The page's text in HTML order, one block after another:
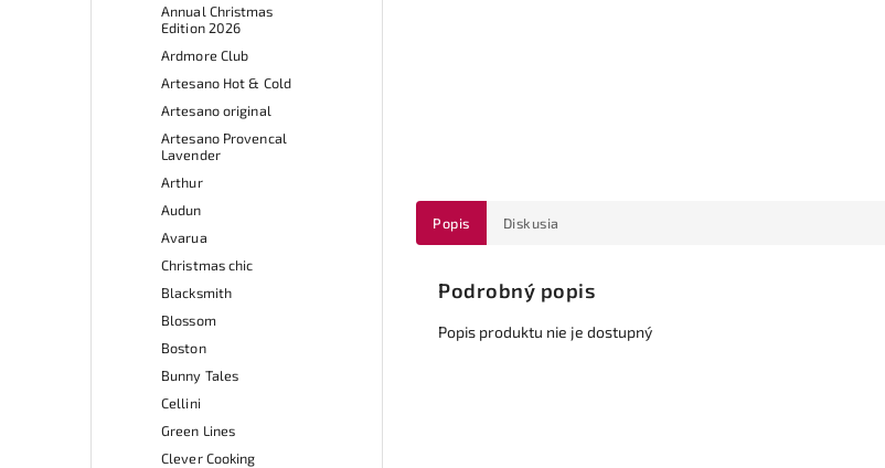
Annual Christmas
Edition 2026
Ardmore Club
Artesano Hot & Cold
Artesano original
Artesano Provencal
Lavender
Arthur
Audun
Avarua
Christmas chic
Blacksmith
Blossom
Boston
Bunny Tales
Cellini
Green Lines
Clever Cooking
Popis Diskusia
Podrobný popis
Popis produktu nie je dostupný